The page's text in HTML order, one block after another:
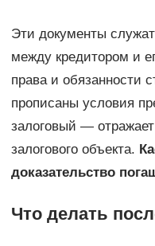
Эти документы
между кредитором и
права и обязанности
прописаны условия
залоговый —
залогового объекта.
доказательство
Что делать